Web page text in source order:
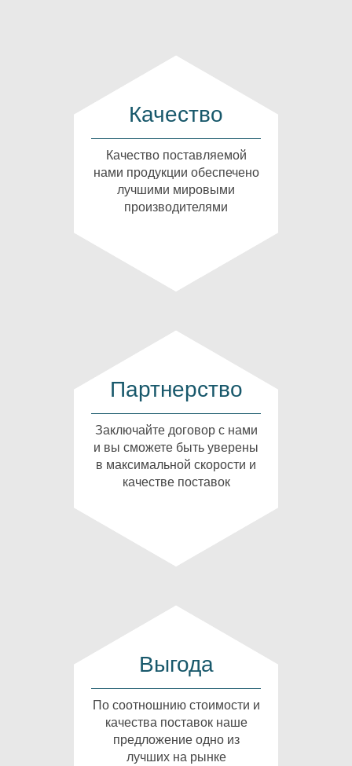
Качество
Качество поставляемой
нами продукции обеспечено
лучшими мировыми
производителями
Партнерство
Заключайте договор с нами
и вы сможете быть уверены
в максимальной скорости и
качестве поставок
Выгода
По соотношнию стоимости и
качества поставок наше
предложение одно из
лучших на рынке